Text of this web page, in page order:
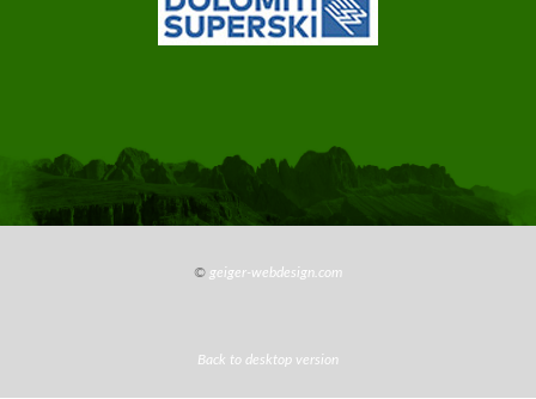
© geiger-webdesign.com
Back to desktop version